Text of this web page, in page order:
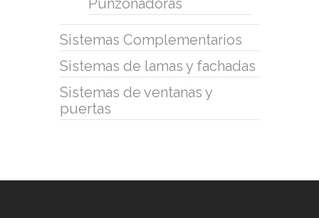
Punzonadoras
Sistemas Complementarios
Sistemas de lamas y fachadas
Sistemas de ventanas y
puertas